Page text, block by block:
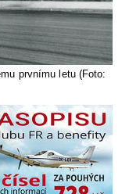
prvnímu letu (Foto: